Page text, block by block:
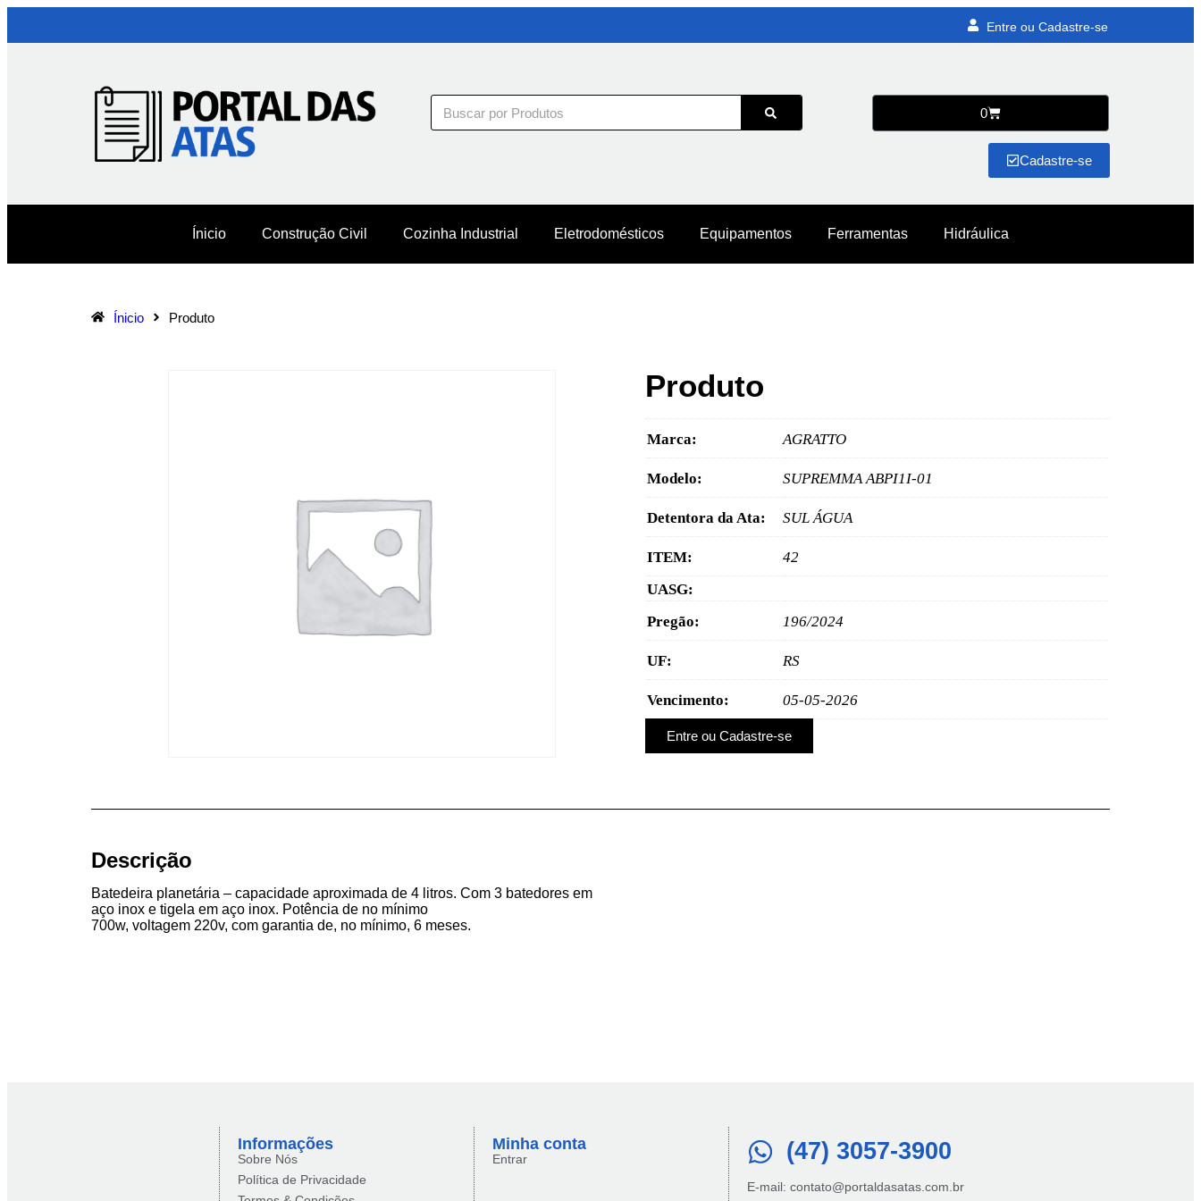
Entre ou Cadastre-se
0
Cadastre-se
Ínicio Construção Civil Cozinha Industrial Eletrodomésticos Equipamentos Ferramentas Hidráulica
Ínicio Produto
Produto
Marca: AGRATTO
Modelo: SUPREMMA ABPI1I-01
Detentora da Ata: SUL ÁGUA
ITEM:
42
UASG:
Pregão:
196/2024
UF: RS
Vencimento: 05-05-2026
Entre ou Cadastre-se
Descrição
Batedeira planetária – capacidade aproximada de 4 litros. Com 3 batedores em
aço inox e tigela em aço inox. Potência de no mínimo
700w, voltagem 220v, com garantia de, no mínimo, 6 meses.
Informações
Sobre Nós
Política de Privacidade
Minha conta​
Entrar (47) 3057-3900
E-mail: contato@portaldasatas.com.br